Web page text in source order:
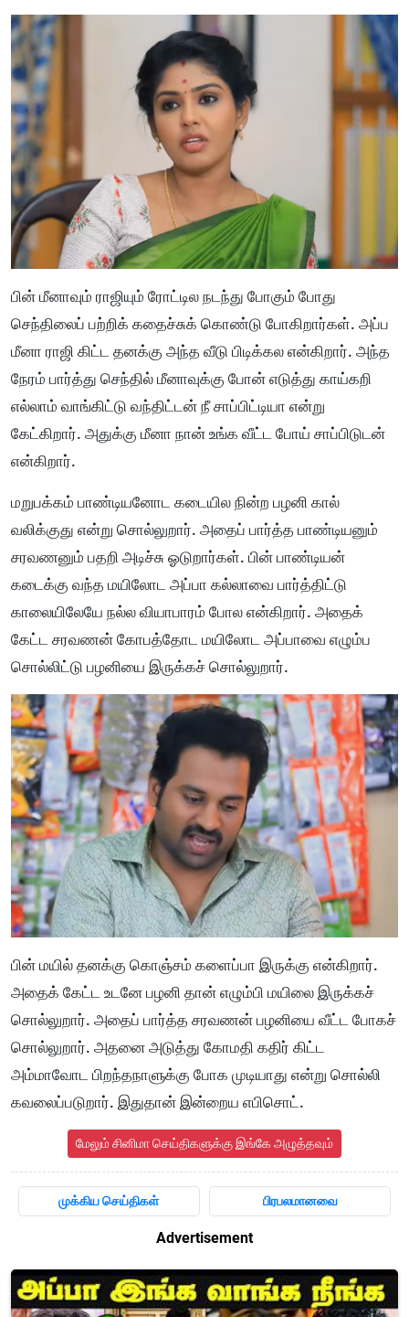
பின் மீனாவும் ராஜியும் ரோட்டில நடந்து போகும் போது
செந்திலைப் பற்றிக் கதைச்சுக் கொண்டு போகிறார்கள். அப்ப
மீனா ராஜி கிட்ட தனக்கு அந்த வீடு பிடிக்கல என்கிறார். அந்த
நேரம் பார்த்து செந்தில் மீனாவுக்கு போன் எடுத்து காய்கறி
எல்லாம் வாங்கிட்டு வந்திட்டன் நீ சாப்பிட்டியா என்று
கேட்கிறார். அதுக்கு மீனா நான் உங்க வீட்ட போய் சாப்பிடுடன்
என்கிறார்.
மறுபக்கம் பாண்டியனோட கடையில நின்ற பழனி கால்
வலிக்குது என்று சொல்லுறார். அதைப் பார்த்த பாண்டியனும்
சரவணனும் பதறி அடிச்சு ஓடுறார்கள். பின் பாண்டியன்
கடைக்கு வந்த மயிலோட அப்பா கல்லாவை பார்த்திட்டு
காலையிலேயே நல்ல வியாபாரம் போல என்கிறார். அதைக்
கேட்ட சரவணன் கோபத்தோட மயிலோட அப்பாவை எழும்ப
சொல்லிட்டு பழனியை இருக்கச் சொல்லுறார்.
பின் மயில் தனக்கு கொஞ்சம் களைப்பா இருக்கு என்கிறார்.
அதைக் கேட்ட உடனே பழனி தான் எழும்பி மயிலை இருக்கச்
சொல்லுறார். அதைப் பார்த்த சரவணன் பழனியை வீட்ட போகச்
சொல்லுறார். அதனை அடுத்து கோமதி கதிர் கிட்ட
அம்மாவோட பிறந்தநாளுக்கு போக முடியாது என்று சொல்லி
கவலைப்படுறார். இதுதான் இன்றைய எபிசொட்.
மேலும் சினிமா செய்திகளுக்கு இங்கே அழுத்தவும்
முக்கிய செய்திகள் பிரபலமானவை
Advertisement